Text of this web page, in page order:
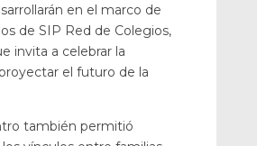
en el marco de
de SIP Red de Colegios,
invita a celebrar la
el futuro de la
también permitió